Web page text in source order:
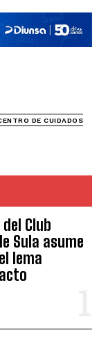
Club
Sula asume
lema
DE CUIDADOS